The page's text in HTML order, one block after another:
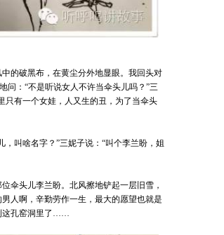
的破黑布，在黄尘分外地显眼。我回头对
问：“不是听说女人不许当伞头儿吗？”三
只有一个女娃，人又生的丑，为了当伞头
叫啥名字？”三妮子说：“叫个李兰盼，姐
伞头儿李兰盼。北风擦地铲起一层旧雪，
人啊，辛勤劳作一生，最大的愿望也就是
这孔窑洞里了……